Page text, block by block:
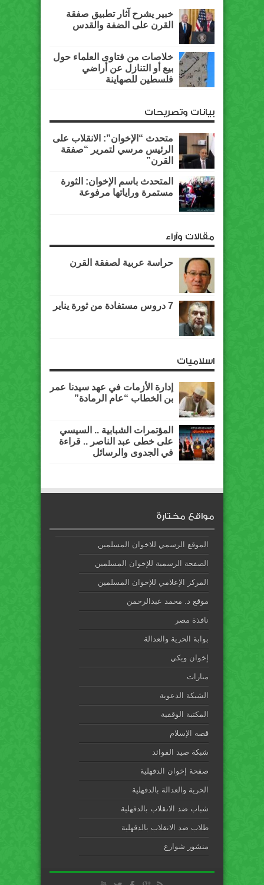
خبير يشرح آثار تطبيق صفقة
القرن على الضفة والقدس
خلاصات من فتاوى العلماء حول
بيع أو التنازل عن أراضي
فلسطين للصهاينة
بيانات وتصريحات
متحدث “الإخوان”: الانقلاب على
الرئيس مرسي لتمرير “صفقة
القرن”
المتحدث باسم الإخوان: الثورة
مستمرة وراياتها مرفوعة
مقالات وآراء
حراسة عربية لصفقة القرن
7 دروس مستفادة من ثورة يناير
اسلاميات
إدارة الأزمات في عهد سيدنا عمر
بن الخطاب “عام الرمادة”
المؤتمرات الشبابية .. السيسي
على خطى عبد الناصر .. قراءة
في الجدوى والرسائل
مواقع مختارة
الموقع الرسمي للاخوان المسلمين
الصفحة الرسمية للإخوان المسلمين
المركز الإعلامي للإخوان المسلمين
موقع د. محمد عبدالرحمن
نافذة مصر
بوابة الحرية والعدالة
إخوان ويكي
منارات
الشبكة الدعوية
المكتبة الوقفية
قصة الإسلام
شبكة صيد الفوائد
صفحة إخوان الدقهلية
الحرية والعدالة بالدقهلية
شباب ضد الانقلاب بالدقهلية
طلاب ضد الانقلاب بالدقهلية
منشور شوارع